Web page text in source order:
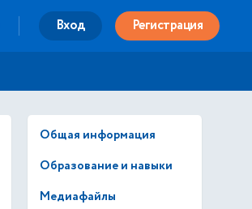
Вход Регистрация
Общая информация
Образование и навыки
Медиафайлы